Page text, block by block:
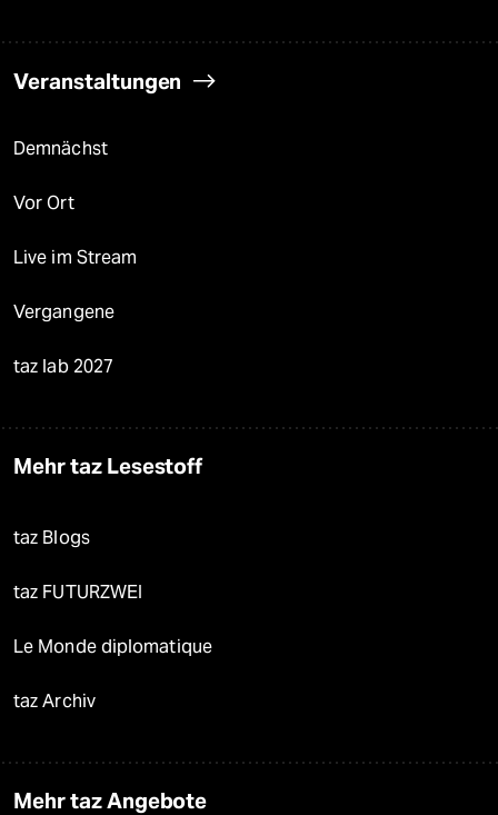
Veranstaltungen
Demnächst
Vor Ort
Live im Stream
Vergangene
taz lab 2027
Mehr taz Lesestoff
taz Blogs
taz FUTURZWEI
Le Monde diplomatique
taz Archiv
Mehr taz Angebote